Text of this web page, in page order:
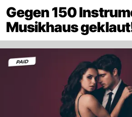
Gegen 150
Musikhaus